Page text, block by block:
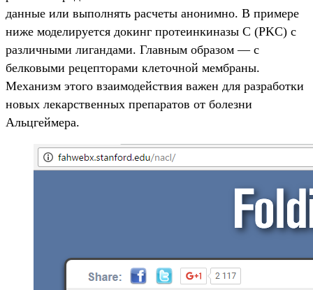
данные или выполнять расчеты анонимно. В примере
ниже моделируется докинг протеинкиназы С (PKC) с
различными лигандами. Главным образом — с
белковыми рецепторами клеточной мембраны.
Механизм этого взаимодействия важен для разработки
новых лекарственных препаратов от болезни
Альцгеймера.